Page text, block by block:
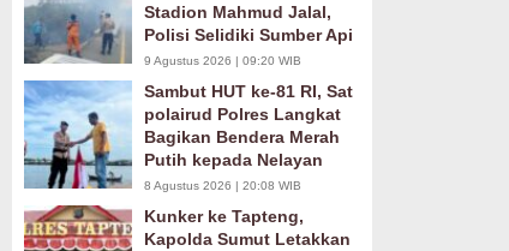
Stadion Mahmud Jalal,
Polisi Selidiki Sumber Api
9 Agustus 2026 | 09:20 WIB
Sambut HUT ke-81 RI, Sat
polairud Polres Langkat
Bagikan Bendera Merah
Putih kepada Nelayan
8 Agustus 2026 | 20:08 WIB
Kunker ke Tapteng,
Kapolda Sumut Letakkan